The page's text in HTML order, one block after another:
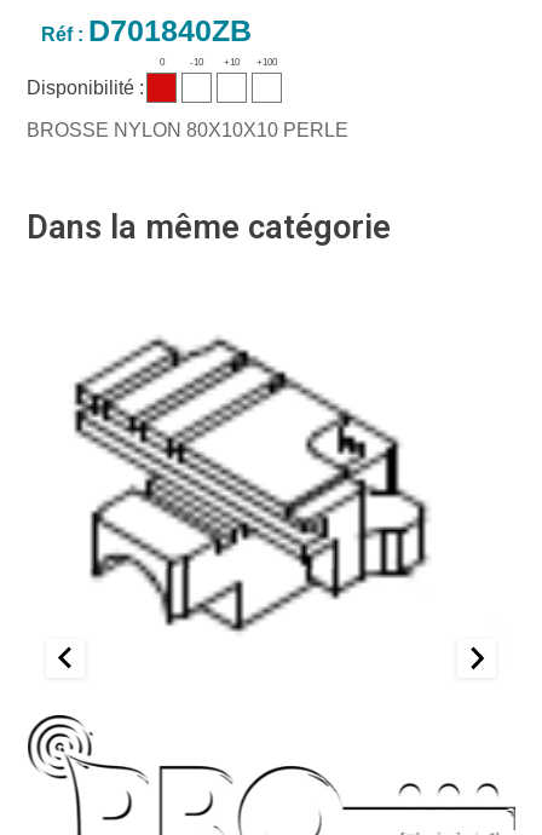
Réf : D701840ZB
Disponibilité :
0 -10 +10 +100
BROSSE NYLON 80X10X10 PERLE
Dans la même catégorie